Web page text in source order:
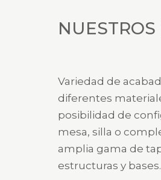
Variedad de
diferentes
posibilidad de
mesa, silla o
amplia gama de
estructuras y bases.